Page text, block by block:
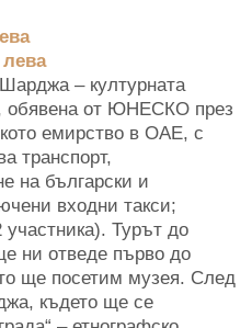
лева
– културната
обявена от ЮНЕСКО през
емирство в ОАЕ, с
транспорт,
на български и
входни такси;
Турът до
ни отведе първо до
ще посетим музея. След
където ще се